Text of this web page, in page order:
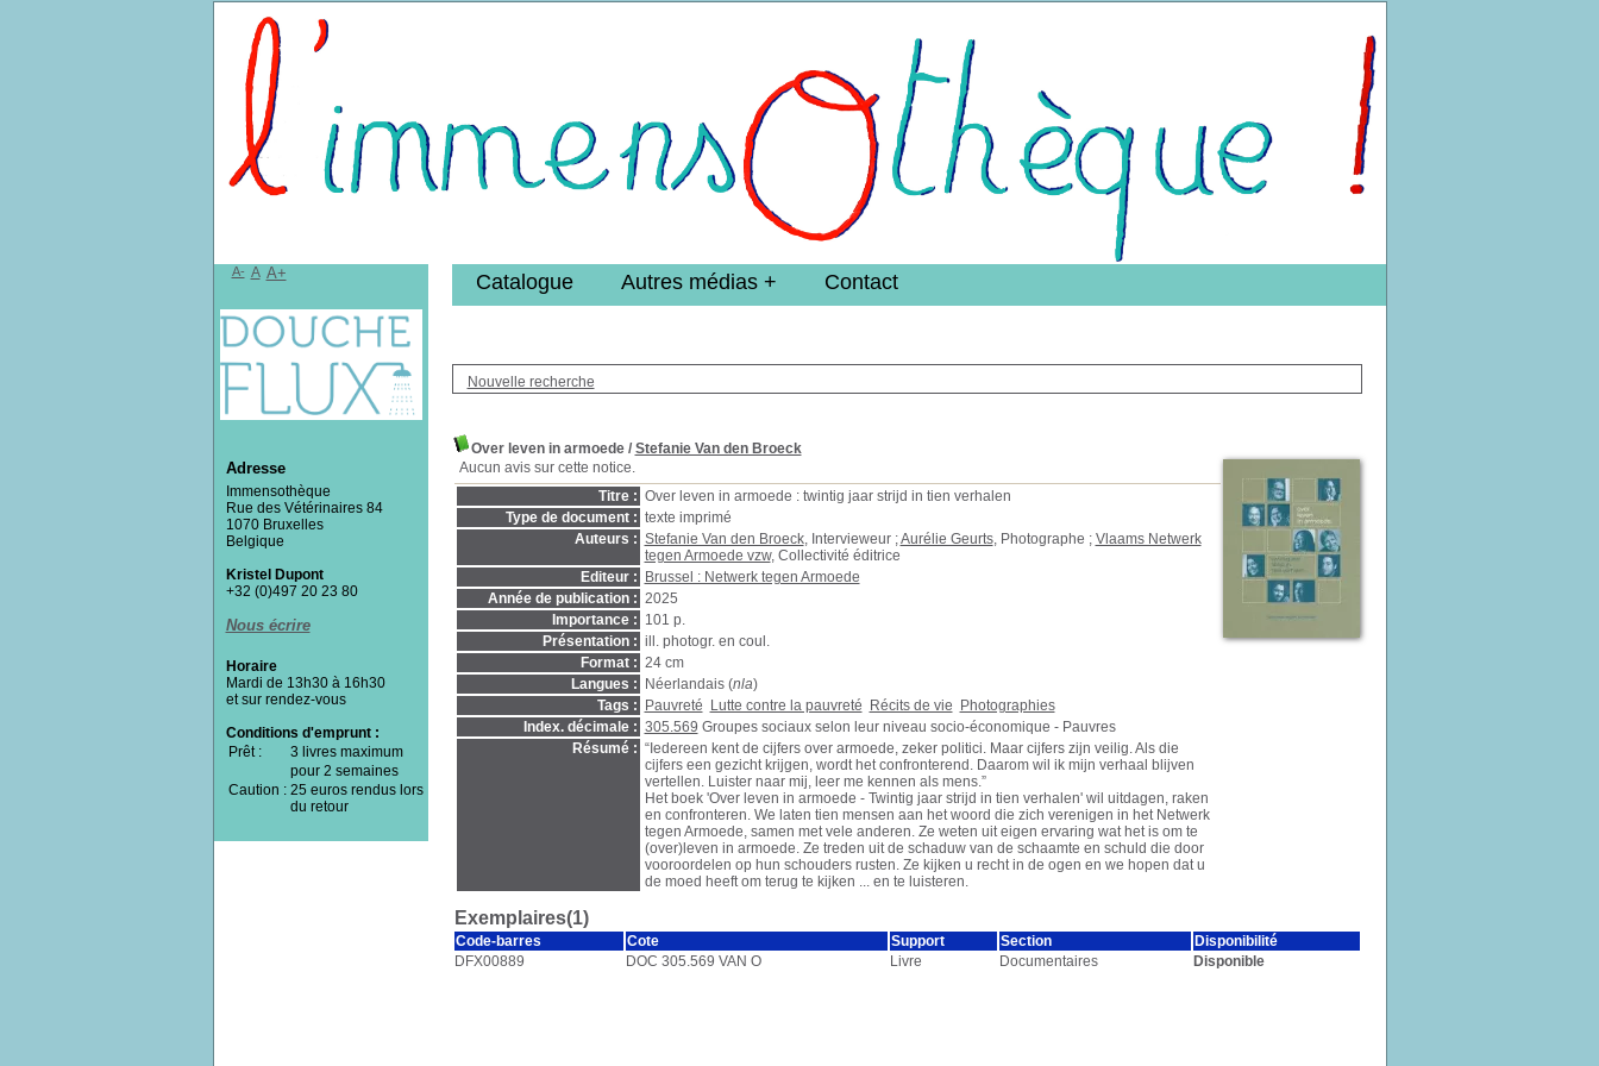
Nouvelle recherche
Over leven in armoede/ Stefanie Van den Broeck
Aucun avis sur cette notice.
Titre : Over leven in armoede : twintig jaar strijd in tien verhalen
Type de document : texte imprimé
Auteurs : Stefanie Van den Broeck, Intervieweur ;Aurélie Geurts, Photographe ; Vlaams Netwerk
tegen Armoede vzw, Collectivité éditrice
Editeur :
Brussel : Netwerk tegen Armoede
Année de publication : 2025
Importance : 101 p.
Présentation : ill. photogr. en coul.
Format : 24 cm
Langues :
Néerlandais (nla)
Tags :
Pauvreté Lutte contre la pauvreté Récits de vie
Photographies
Index. décimale : 305.569 Groupes sociaux selon leur niveau socio-économique - Pauvres
Résumé : “Iedereen kent de cijfers over armoede, zeker politici. Maar cijfers zijn veilig. Als die
cijfers een gezicht krijgen, wordt het confronterend. Daarom wil ik mijn verhaal blijven
vertellen. Luister naar mij, leer me kennen als mens.”
Het boek 'Over leven in armoede - Twintig jaar strijd in tien verhalen' wil uitdagen, raken
en confronteren. We laten tien mensen aan het woord die zich verenigen in het Netwerk
tegen Armoede, samen met vele anderen. Ze weten uit eigen ervaring wat het is om te
(over)leven in armoede. Ze treden uit de schaduw van de schaamte en schuld die door
vooroordelen op hun schouders rusten. Ze kijken u recht in de ogen en we hopen dat u
de moed heeft om terug te kijken ... en te luisteren.
Exemplaires(1)
Code-barres Cote Support Section
Disponibilité
DFX00889
DOC 305.569 VAN O Livre Documentaires Disponible
Catalogue Autres médias Contact
A- A A+
Adresse
Immensothèque
Rue des Vétérinaires 84
1070 Bruxelles
Belgique
Kristel Dupont
+32 (0)497 20 23 80
Nous écrire
Horaire
Mardi de 13h30 à 16h30
et sur rendez-vous
Conditions d'emprunt :
Prêt :
3 livres maximum
pour 2 semaines
Caution : 25 euros rendus lors
du retour